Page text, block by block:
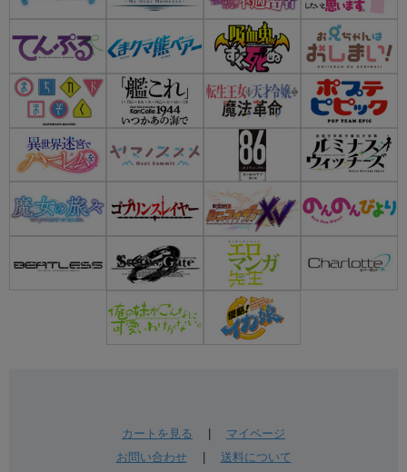
カートを見る
マイページ
お問い合わせ| 送料について